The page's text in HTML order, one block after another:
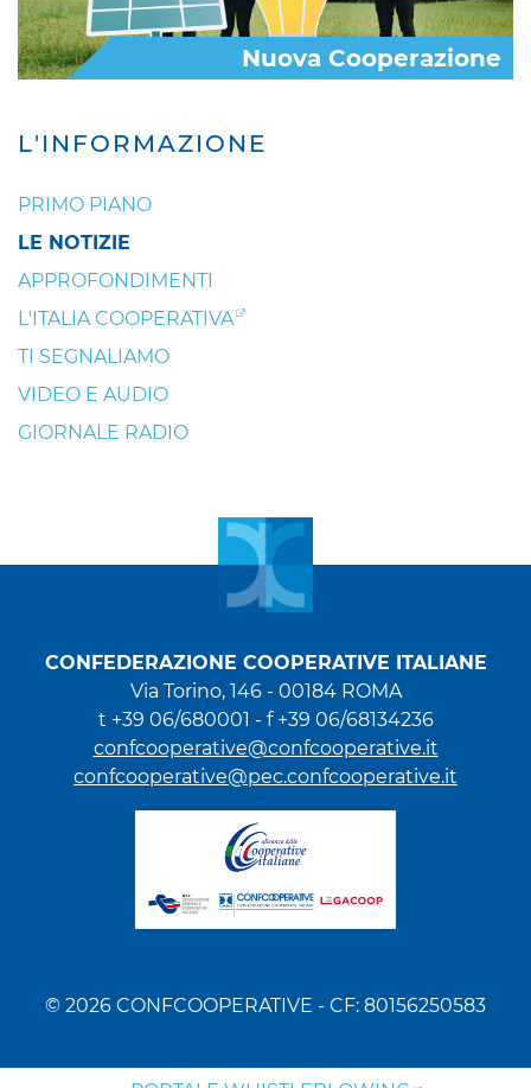
L'INFORMAZIONE
PRIMO PIANO
LE NOTIZIE
APPROFONDIMENTI
L'ITALIA COOPERATIVA
TI SEGNALIAMO
VIDEO E AUDIO
GIORNALE RADIO
Nuova Cooperazione
CONFEDERAZIONE COOPERATIVE ITALIANE
Via Torino, 146 - 00184 ROMA
t +39 06/680001 - f +39 06/68134236
confcooperative@confcooperative.it
confcooperative@pec.confcooperative.it
© 2026 CONFCOOPERATIVE - CF: 80156250583